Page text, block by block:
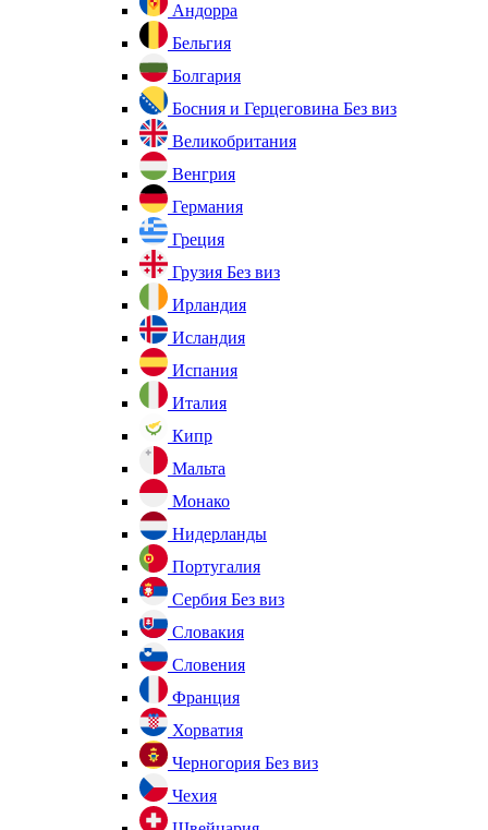
Андорра
Бельгия
Болгария
Босния и Герцеговина Без виз
Великобритания
Венгрия
Германия
Греция
Грузия Без виз
Ирландия
Исландия
Испания
Италия
Кипр
Мальта
Монако
Нидерланды
Португалия
Сербия Без виз
Словакия
Словения
Франция
Хорватия
Черногория Без виз
Чехия